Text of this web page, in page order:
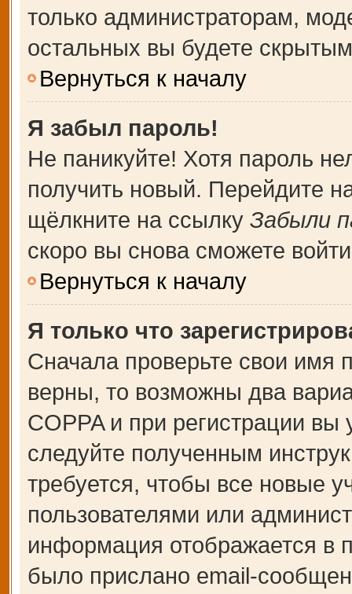
только администраторам,
остальных вы будете
Вернуться к началу
Я забыл пароль!
Не паникуйте! Хотя пароль
получить новый. Перейдите
щёлкните на ссылку Забыли
скоро вы снова сможете
Вернуться к началу
Я только что
Сначала проверьте свои имя
верны, то возможны два
COPPA и при регистрации вы
следуйте полученным
требуется, чтобы все новые
пользователями или
информация отображается в
было прислано email-